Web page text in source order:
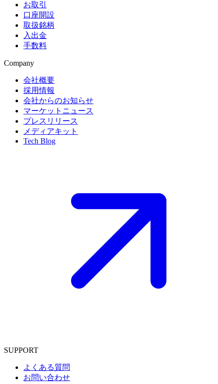
お取引
口座開設
取扱銘柄
入出金
手数料
Company
会社概要
採用情報
会社からのお知らせ
マーケットニュース
プレスリリース
メディアキット
Tech Blog
SUPPORT
よくある質問
お問い合わせ